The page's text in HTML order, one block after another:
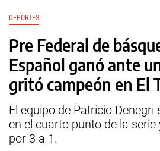
DEPORTES
Pre Federal de
Español ganó ante
gritó campeón en El
El equipo de Patricio
en el cuarto punto de la
por 3 a 1.